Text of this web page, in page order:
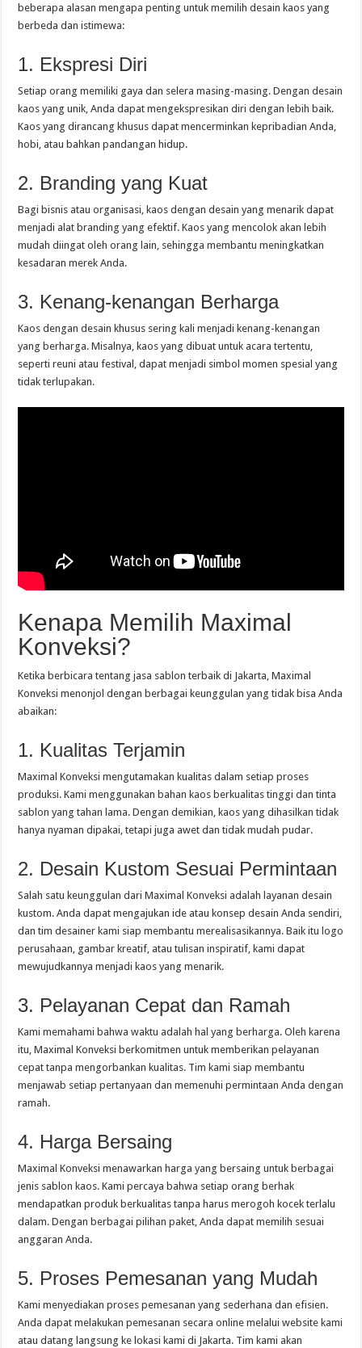
beberapa alasan mengapa penting untuk memilih desain kaos yang
berbeda dan istimewa:
1. Ekspresi Diri
Setiap orang memiliki gaya dan selera masing-masing. Dengan desain
kaos yang unik, Anda dapat mengekspresikan diri dengan lebih baik.
Kaos yang dirancang khusus dapat mencerminkan kepribadian Anda,
hobi, atau bahkan pandangan hidup.
2. Branding yang Kuat
Bagi bisnis atau organisasi, kaos dengan desain yang menarik dapat
menjadi alat branding yang efektif. Kaos yang mencolok akan lebih
mudah diingat oleh orang lain, sehingga membantu meningkatkan
kesadaran merek Anda.
3. Kenang-kenangan Berharga
Kaos dengan desain khusus sering kali menjadi kenang-kenangan
yang berharga. Misalnya, kaos yang dibuat untuk acara tertentu,
seperti reuni atau festival, dapat menjadi simbol momen spesial yang
tidak terlupakan.
Kenapa Memilih Maximal
Konveksi?
Ketika berbicara tentang jasa sablon terbaik di Jakarta, Maximal
Konveksi menonjol dengan berbagai keunggulan yang tidak bisa Anda
abaikan:
1. Kualitas Terjamin
Maximal Konveksi mengutamakan kualitas dalam setiap proses
produksi. Kami menggunakan bahan kaos berkualitas tinggi dan tinta
sablon yang tahan lama. Dengan demikian, kaos yang dihasilkan tidak
hanya nyaman dipakai, tetapi juga awet dan tidak mudah pudar.
2. Desain Kustom Sesuai Permintaan
Salah satu keunggulan dari Maximal Konveksi adalah layanan desain
kustom. Anda dapat mengajukan ide atau konsep desain Anda sendiri,
dan tim desainer kami siap membantu merealisasikannya. Baik itu logo
perusahaan, gambar kreatif, atau tulisan inspiratif, kami dapat
mewujudkannya menjadi kaos yang menarik.
3. Pelayanan Cepat dan Ramah
Kami memahami bahwa waktu adalah hal yang berharga. Oleh karena
itu, Maximal Konveksi berkomitmen untuk memberikan pelayanan
cepat tanpa mengorbankan kualitas. Tim kami siap membantu
menjawab setiap pertanyaan dan memenuhi permintaan Anda dengan
ramah.
4. Harga Bersaing
Maximal Konveksi menawarkan harga yang bersaing untuk berbagai
jenis sablon kaos. Kami percaya bahwa setiap orang berhak
mendapatkan produk berkualitas tanpa harus merogoh kocek terlalu
dalam. Dengan berbagai pilihan paket, Anda dapat memilih sesuai
anggaran Anda.
5. Proses Pemesanan yang Mudah
Kami menyediakan proses pemesanan yang sederhana dan efisien.
Anda dapat melakukan pemesanan secara online melalui website kami
atau datang langsung ke lokasi kami di Jakarta. Tim kami akan